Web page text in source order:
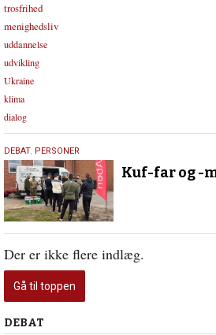
trosfrihed
menighedsliv
uddannelse
udvikling
Ukraine
klima
dialog
13.
februar
2023
DEBAT, PERSONER
Kuf-far og -
Der er ikke flere indlæg.
Gå til toppen
Debat
DEBAT